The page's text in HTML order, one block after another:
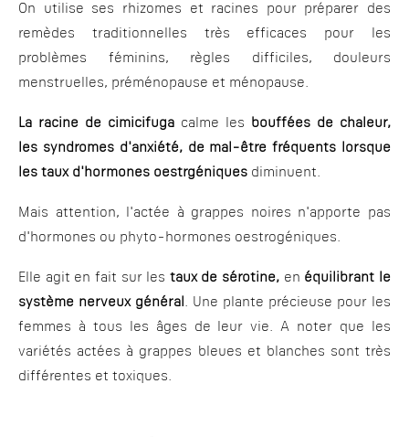
On utilise ses rhizomes et racines pour préparer des
remèdes traditionnelles très efficaces pour les
problèmes féminins, règles difficiles, douleurs
menstruelles, préménopause et ménopause.
La racine de cimicifuga calme les bouffées de chaleur,
les syndromes d'anxiété, de mal-être fréquents lorsque
les taux d'hormones oestrgéniques diminuent.
Mais attention, l'actée à grappes noires n'apporte pas
d'hormones ou phyto-hormones oestrogéniques.
Elle agit en fait sur les taux de sérotine, en équilibrant le
système nerveux général. Une plante précieuse pour les
femmes à tous les âges de leur vie. A noter que les
variétés actées à grappes bleues et blanches sont très
différentes et toxiques.